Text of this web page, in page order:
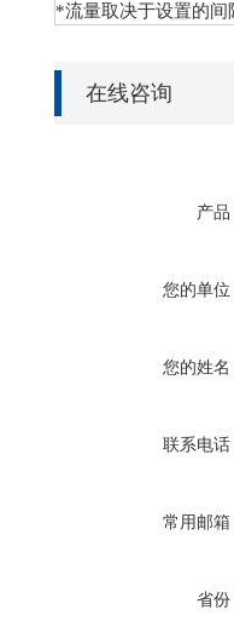
*流量取决于设置的间
在线咨询
产品
您的单位
您的姓名
联系电话
常用邮箱
省份